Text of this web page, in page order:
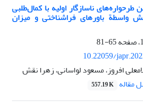
ناسازگار اولیه با کمال‌طلبی
واسطة باورهای فراشناختی و میزان
65-81
10.22059/
افروز، مسعود لواسانی، زهرا نقش
مقاله 557.19 K